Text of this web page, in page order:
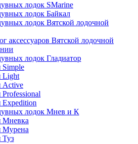
лодок SMarine
лодок Байкал
лодок Вятской лодочной
аксессуаров Вятской лодочной
лодок Гладиатор
Simple
Light
Active
Expedition
лодок Мнев и К
Мневка
Мурена
Туз